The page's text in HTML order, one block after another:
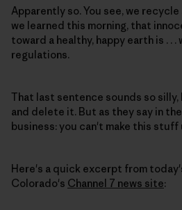
Apparently so. You see, we recycle
we learned this morning, that
toward a healthy, happy earth is . .
regulations.
That last sentence sounds so
and delete it. But as they say in
business: you can't make this stuff
Here's a quick excerpt from
Colorado's Channel 7 news site: